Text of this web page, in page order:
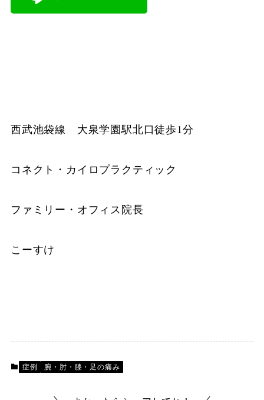
西武池袋線 大泉学園駅北口徒歩1分
コネクト・カイロプラクティック
ファミリー・オフィス院長
こーすけ
症例 腕・肘・膝・足の痛み